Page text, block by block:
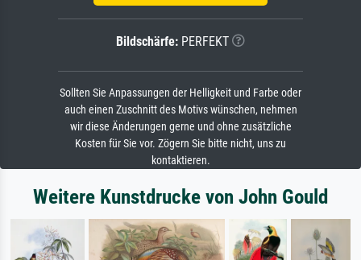
Bildschärfe: PERFEKT
Sollten Sie Anpassungen der Helligkeit und Farbe oder
auch einen Zuschnitt des Motivs wünschen, nehmen
wir diese Änderungen gerne und ohne zusätzliche
Kosten für Sie vor. Zögern Sie bitte nicht, uns zu
kontaktieren.
Weitere Kunstdrucke von John Gould